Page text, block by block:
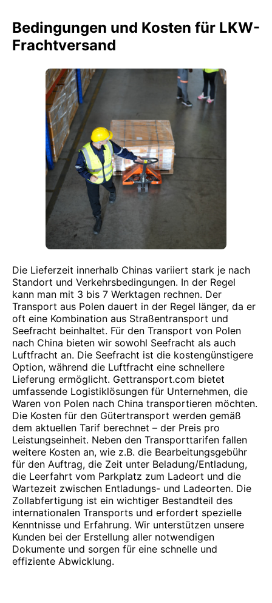
Bedingungen und Kosten für LKW-
Frachtversand
Die Lieferzeit innerhalb Chinas variiert stark je nach
Standort und Verkehrsbedingungen. In der Regel
kann man mit 3 bis 7 Werktagen rechnen. Der
Transport aus Polen dauert in der Regel länger, da er
oft eine Kombination aus Straßentransport und
Seefracht beinhaltet. Für den Transport von Polen
nach China bieten wir sowohl Seefracht als auch
Luftfracht an. Die Seefracht ist die kostengünstigere
Option, während die Luftfracht eine schnellere
Lieferung ermöglicht. Gettransport.com bietet
umfassende Logistiklösungen für Unternehmen, die
Waren von Polen nach China transportieren möchten.
Die Kosten für den Gütertransport werden gemäß
dem aktuellen Tarif berechnet – der Preis pro
Leistungseinheit. Neben den Transporttarifen fallen
weitere Kosten an, wie z.B. die Bearbeitungsgebühr
für den Auftrag, die Zeit unter Beladung/Entladung,
die Leerfahrt vom Parkplatz zum Ladeort und die
Wartezeit zwischen Entladungs- und Ladeorten. Die
Zollabfertigung ist ein wichtiger Bestandteil des
internationalen Transports und erfordert spezielle
Kenntnisse und Erfahrung. Wir unterstützen unsere
Kunden bei der Erstellung aller notwendigen
Dokumente und sorgen für eine schnelle und
effiziente Abwicklung.